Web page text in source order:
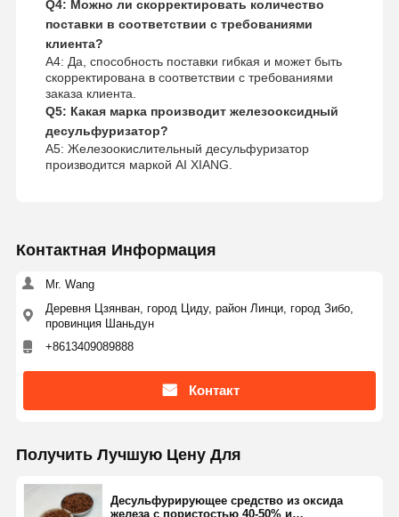
Q4: Можно ли скорректировать количество
поставки в соответствии с требованиями
клиента?
A4: Да, способность поставки гибкая и может быть
скорректирована в соответствии с требованиями
заказа клиента.
Q5: Какая марка производит железооксидный
десульфуризатор?
A5: Железоокислительный десульфуризатор
производится маркой AI XIANG.
Контактная Информация
Mr. Wang
Деревня Цзянван, город Циду, район Линци, город Зибо,
провинция Шаньдун
+8613409089888
Контакт
Получить Лучшую Цену Для
Десульфурирующее средство из оксида
железа с пористостью 40-50% и